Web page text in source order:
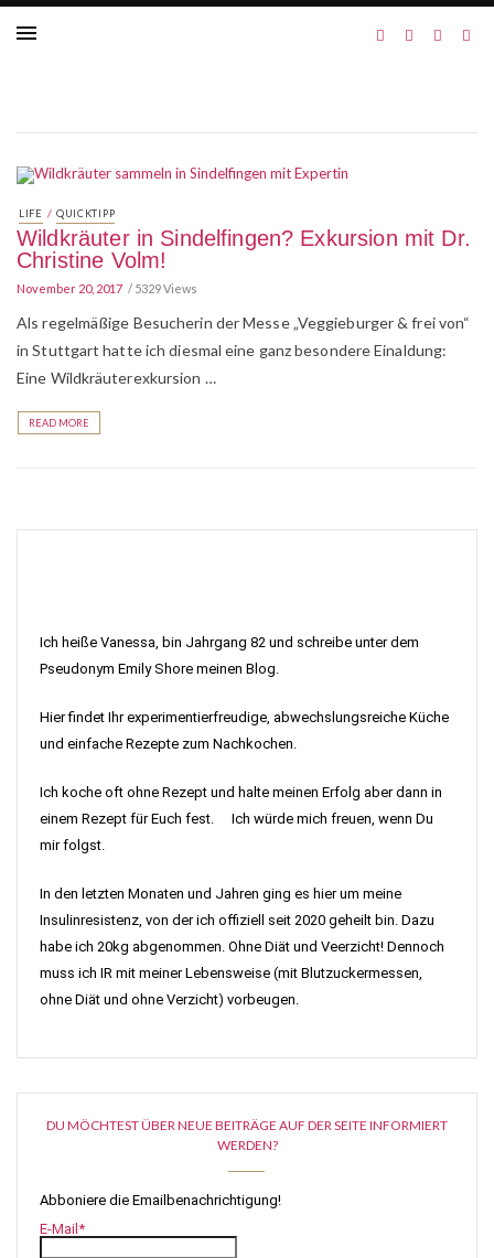
LIFE / QUICKTIPP
Wildkräuter in Sindelfingen? Exkursion mit Dr.
Christine Volm!
November 20, 2017 5329 Views
Als regelmäßige Besucherin der Messe „Veggieburger & frei von“
in Stuttgart hatte ich diesmal eine ganz besondere Einaldung:
Eine Wildkräuterexkursion …
READ MORE
Ich heiße Vanessa, bin Jahrgang 82 und schreibe unter dem
Pseudonym Emily Shore meinen Blog.
Hier findet Ihr experimentierfreudige, abwechslungsreiche Küche
und einfache Rezepte zum Nachkochen.
Ich koche oft ohne Rezept und halte meinen Erfolg aber dann in
einem Rezept für Euch fest. Ich würde mich freuen, wenn Du
mir folgst.
In den letzten Monaten und Jahren ging es hier um meine
Insulinresistenz, von der ich offiziell seit 2020 geheilt bin. Dazu
habe ich 20kg abgenommen. Ohne Diät und Veerzicht! Dennoch
muss ich IR mit meiner Lebensweise (mit Blutzuckermessen,
ohne Diät und ohne Verzicht) vorbeugen.
DU MÖCHTEST ÜBER NEUE BEITRÄGE AUF DER SEITE INFORMIERT
WERDEN?
Abboniere die Emailbenachrichtigung!
E-Mail*